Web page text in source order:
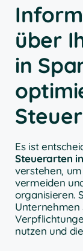
über
in
Es ist
Steuerarten
verstehen,
vermeiden
organisieren.
Unternehmen
nutzen und